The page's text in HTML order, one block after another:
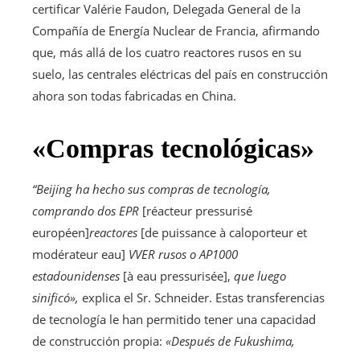
certificar Valérie Faudon, Delegada General de la
Compañía de Energía Nuclear de Francia, afirmando
que, más allá de los cuatro reactores rusos en su
suelo, las centrales eléctricas del país en construcción
ahora son todas fabricadas en China.
«Compras tecnológicas»
“Beijing ha hecho sus compras de tecnología,
comprando dos EPR [réacteur pressurisé
européen]reactores [de puissance à caloporteur et
modérateur eau] VVER rusos o AP1000
estadounidenses [à eau pressurisée], que luego
sinificó», explica el Sr. Schneider. Estas transferencias
de tecnología le han permitido tener una capacidad
de construcción propia: «Después de Fukushima,